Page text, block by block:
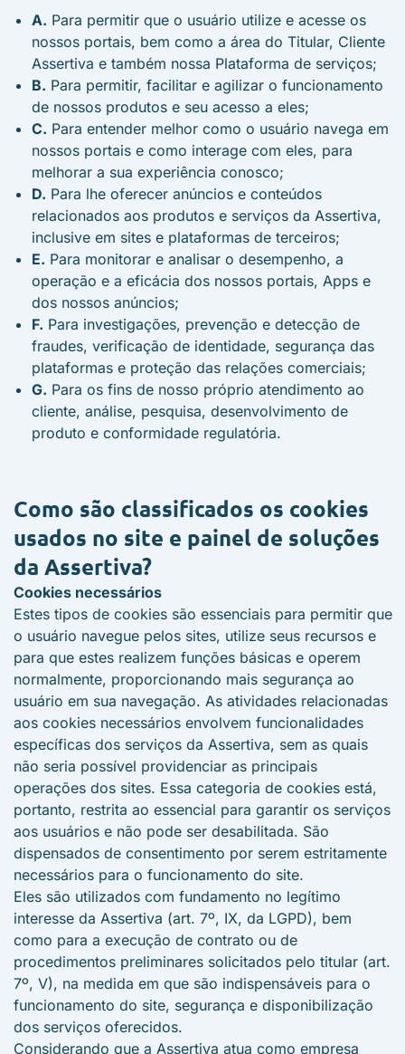
A. Para permitir que o usuário utilize e acesse os
nossos portais, bem como a área do Titular, Cliente
Assertiva e também nossa Plataforma de serviços;
B. Para permitir, facilitar e agilizar o funcionamento
de nossos produtos e seu acesso a eles;
C. Para entender melhor como o usuário navega em
nossos portais e como interage com eles, para
melhorar a sua experiência conosco;
D. Para lhe oferecer anúncios e conteúdos
relacionados aos produtos e serviços da Assertiva,
inclusive em sites e plataformas de terceiros;
E. Para monitorar e analisar o desempenho, a
operação e a eficácia dos nossos portais, Apps e
dos nossos anúncios;
F. Para investigações, prevenção e detecção de
fraudes, verificação de identidade, segurança das
plataformas e proteção das relações comerciais;
G. Para os fins de nosso próprio atendimento ao
cliente, análise, pesquisa, desenvolvimento de
produto e conformidade regulatória.
Como são classificados os cookies
usados no site e painel de soluções
da Assertiva?
Cookies necessários
Estes tipos de cookies são essenciais para permitir que
o usuário navegue pelos sites, utilize seus recursos e
para que estes realizem funções básicas e operem
normalmente, proporcionando mais segurança ao
usuário em sua navegação. As atividades relacionadas
aos cookies necessários envolvem funcionalidades
específicas dos serviços da Assertiva, sem as quais
não seria possível providenciar as principais
operações dos sites. Essa categoria de cookies está,
portanto, restrita ao essencial para garantir os serviços
aos usuários e não pode ser desabilitada. São
dispensados de consentimento por serem estritamente
necessários para o funcionamento do site.
Eles são utilizados com fundamento no legítimo
interesse da Assertiva (art. 7º, IX, da LGPD), bem
como para a execução de contrato ou de
procedimentos preliminares solicitados pelo titular (art.
7º, V), na medida em que são indispensáveis para o
funcionamento do site, segurança e disponibilização
dos serviços oferecidos.
Considerando que a Assertiva atua como empresa